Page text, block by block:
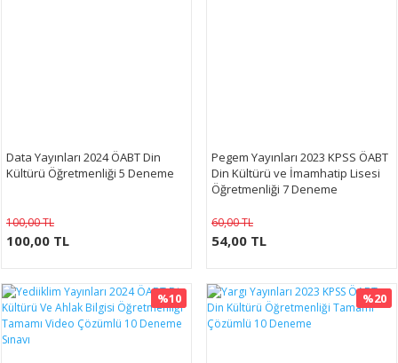
Data Yayınları 2024 ÖABT Din
Kültürü Öğretmenliği 5 Deneme
100,00 TL
100,00 TL
Pegem Yayınları 2023 KPSS ÖABT
Din Kültürü ve İmamhatip Lisesi
Öğretmenliği 7 Deneme
60,00 TL
54,00 TL
%10 %20